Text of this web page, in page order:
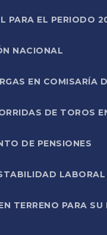
PARA EL PERIODO
NACIONAL
EN COMISARÍA
DE TOROS
DE PENSIONES
LABORAL
TERRENO PARA SU